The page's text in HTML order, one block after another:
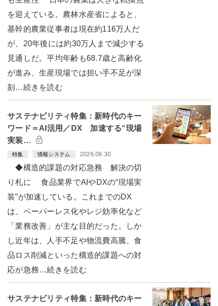
を迎えている。農林水産省によると、
基幹的農業従事者は現在約116万人だ
が、20年後には約30万人まで減少する
見通しだ。平均年齢も68.7歳と高齢化
が進み、生産現場では担い手不足が深
刻…続きを読む
サステナビリティ特集：新時代のキー
ワード＝AI活用／DX 加速する“現場
実装…
特集 情報システム 2026.06.30
◆構造的課題の対応急務 解決の切
り札に 食品業界でAIやDXの“現場実
装”が加速している。これまでのDX
は、ペーパーレス化やレジ効率化など
「業務改善」が主な目的だった。しか
し近年は、人手不足や物流費高騰、食
品ロス削減といった構造的課題への対
応が急務…続きを読む
サステナビリティ特集：新時代のキー